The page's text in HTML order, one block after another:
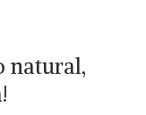
natural,